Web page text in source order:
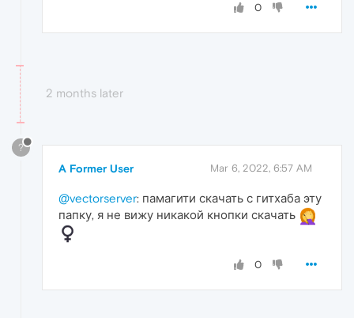
0
2 months later
?
A Former User Mar 6, 2022, 6:57 AM
@vectorserver: памагити скачать с гитхаба эту
папку, я не вижу никакой кнопки скачать
0